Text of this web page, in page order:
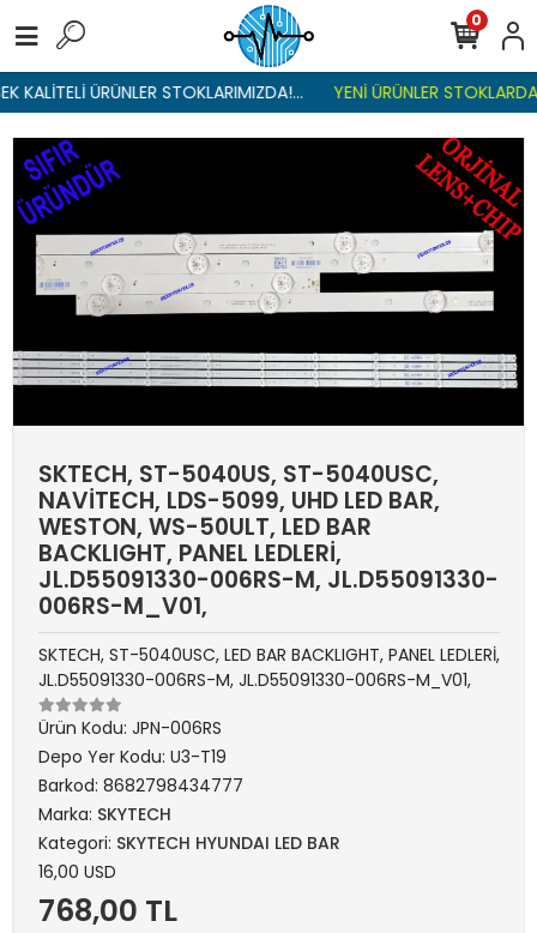
ÜRÜNLER STOKLARIMIZDA!... YENİ ÜRÜNLER
0
SKTECH, ST-5040US, ST-5040USC,
NAVİTECH, LDS-5099, UHD LED BAR,
WESTON, WS-50ULT, LED BAR
BACKLIGHT, PANEL LEDLERİ,
JL.D55091330-006RS-M, JL.D55091330-
006RS-M_V01,
SKTECH, ST-5040USC, LED BAR BACKLIGHT, PANEL LEDLERİ,
JL.D55091330-006RS-M, JL.D55091330-006RS-M_V01,
Ürün Kodu: JPN-006RS
Depo Yer Kodu: U3-T19
Barkod: 8682798434777
Marka: SKYTECH
Kategori: SKYTECH HYUNDAI LED BAR
16,00 USD
768,00 TL